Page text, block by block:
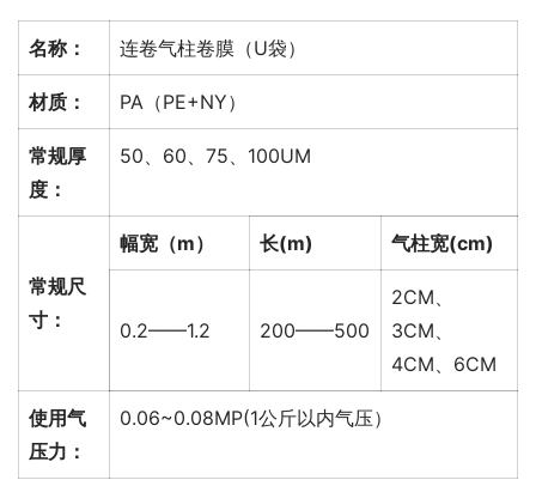
名称： 连卷气柱卷膜（U袋）
材质： PA（PE+NY）
常规厚
度：
50、60、75、100UM
常规尺
寸：
幅宽（m） 长(m) 气柱宽(cm)
0.2——1.2 200——500
2CM、
3CM、
4CM、6CM
使用气
压力：
0.06~0.08MP(1公斤以内气压）